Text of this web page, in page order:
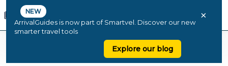
NEW
ArrivalGuides is now part of Smartvel. Discover our new
smarter travel tools
Explore our blog
×